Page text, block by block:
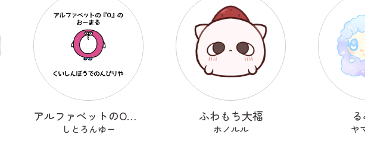
アルファベットのOのおーまる
しとろんゆー
ふわもち大福
ホノルル ヤ